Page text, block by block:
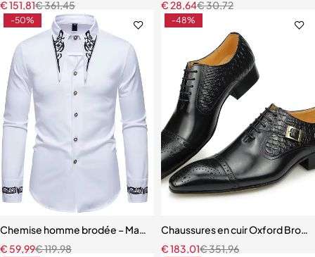
€361,45
€151,81
€30,72
€28,64
-50%
Chemise homme brodée – Manches longues, style européen et
€119,98
€ 59,99
-48%
Chaussures en cuir Oxford
€351,96
€183,01